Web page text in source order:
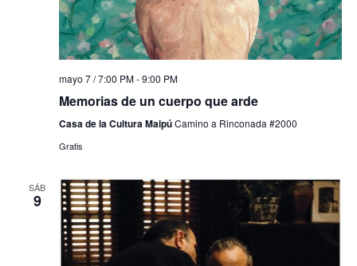
mayo 7 / 7:00 PM-9:00 PM
Memorias de un cuerpo que arde
Casa de la Cultura MaipúCamino a Rinconada #2000
Gratis
SÁB
9